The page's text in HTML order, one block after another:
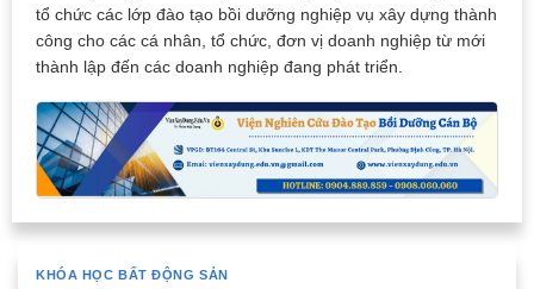
tổ chức các lớp đào tạo bồi dưỡng nghiệp vụ xây dựng thành
công cho các cá nhân, tổ chức, đơn vị doanh nghiệp từ mới
thành lập đến các doanh nghiệp đang phát triển.
KHÓA HỌC BẤT ĐỘNG SẢN